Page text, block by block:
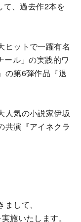
て、過去作2本を
ヒットで一躍有名
ール」の実践的ワ
の第6弾作品『退
人気の小説家伊坂
共演『アイネクラ
して、
施いたします。